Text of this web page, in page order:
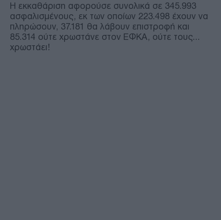
Η εκκαθάριση αφορούσε συνολικά σε 345.993
ασφαλισμένους, εκ των οποίων 223.498 έχουν να
πληρώσουν, 37.181 θα λάβουν επιστροφή και
85.314 ούτε χρωστάνε στον ΕΦΚΑ, ούτε τους…
χρωστάει!